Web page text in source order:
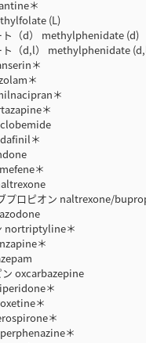
＊
(L)
ト（d） methylphenidate
ト（d,l） methylphenidate
＊
＊
milnacipran＊
＊
＊
＊
naltrexone
プロピオン naltrexone/
nortriptyline＊
＊
ン oxcarbazepine
＊
＊
＊
perphenazine＊